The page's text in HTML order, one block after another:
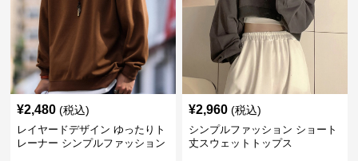
¥2,480 (税込)
レイヤードデザイン ゆったりト
レーナー シンプルファッション
¥2,960 (税込)
シンプルファッション ショート
丈スウェットトップス